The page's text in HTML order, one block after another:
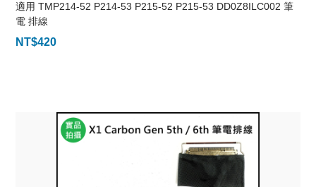
適用 TMP214-52 P214-53 P215-52 P215-53 DD0Z8ILC002 筆
電 排線
NT$420